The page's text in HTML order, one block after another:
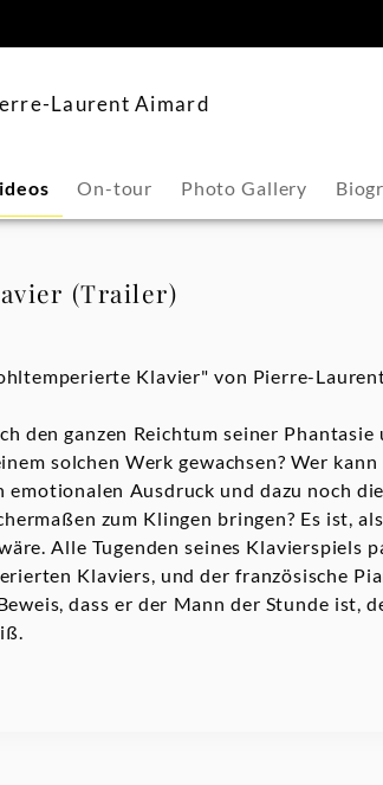
Laurent Aimard
On-tour Photo Gallery
(Trailer)
Klavier" von Pierre-
den ganzen Reichtum seiner Phantasie
solchen Werk gewachsen? Wer
Ausdruck und dazu noch
zum Klingen bringen? Es ist,
Alle Tugenden seines Klavierspiels
Klaviers, und der französische
dass er der Mann der Stunde ist,